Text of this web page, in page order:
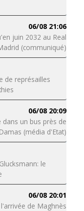
06/08 21:06
juin 2032 au Real
(communiqué)
de représailles
06/08 20:09
un bus près de
Damas (média d'Etat)
le
06/08 20:01
de Maghnès